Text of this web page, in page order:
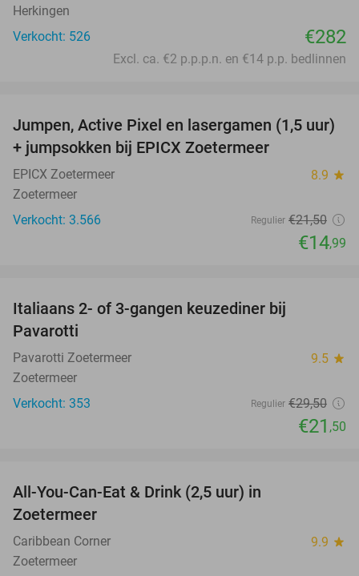
Herkingen
Verkocht: 526
€282
Excl. ca. €2 p.p.p.n. en €14 p.p. bedlinnen
30%
Jumpen, Active Pixel en lasergamen (1,5 uur)
+ jumpsokken bij EPICX Zoetermeer
EPICX Zoetermeer 8.9 star
Zoetermeer
Verkocht: 3.566
Regulier €21,50
€14,99
Italiaans 2- of 3-gangen keuzediner bij
Pavarotti
Pavarotti Zoetermeer 9.5 star
Zoetermeer
Verkocht: 353
Regulier €29,50
€21 ,50
All-You-Can-Eat & Drink (2,5 uur) in
Zoetermeer
Caribbean Corner 9.9 star
Zoetermeer